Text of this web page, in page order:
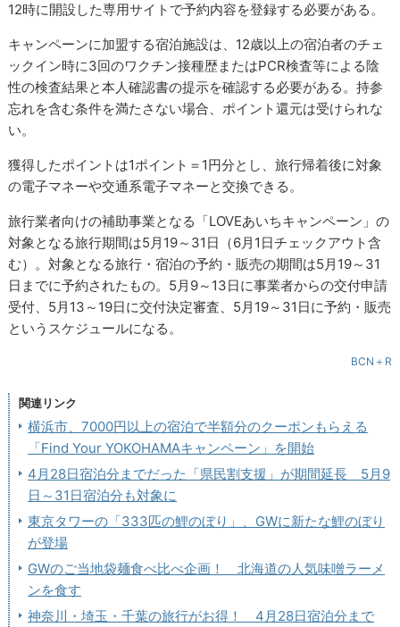
12時に開設した専用サイトで予約内容を登録する必要がある。
キャンペーンに加盟する宿泊施設は、12歳以上の宿泊者のチェ
ックイン時に3回のワクチン接種歴またはPCR検査等による陰
性の検査結果と本人確認書の提示を確認する必要がある。持参
忘れを含む条件を満たさない場合、ポイント還元は受けられな
い。
獲得したポイントは1ポイント＝1円分とし、旅行帰着後に対象
の電子マネーや交通系電子マネーと交換できる。
旅行業者向けの補助事業となる「LOVEあいちキャンペーン」の
対象となる旅行期間は5月19～31日（6月1日チェックアウト含
む）。対象となる旅行・宿泊の予約・販売の期間は5月19～31
日までに予約されたもの。5月9～13日に事業者からの交付申請
受付、5月13～19日に交付決定審査、5月19～31日に予約・販売
というスケジュールになる。
BCN＋R
関連リンク
横浜市、7000円以上の宿泊で半額分のクーポンもらえる
「Find Your YOKOHAMAキャンペーン」を開始
4月28日宿泊分までだった「県民割支援」が期間延長 5月9
日～31日宿泊分も対象に
東京タワーの「333匹の鯉のぼり」、GWに新たな鯉のぼり
が登場
GWのご当地袋麺食べ比べ企画！ 北海道の人気味噌ラーメ
ンを食す
神奈川・埼玉・千葉の旅行がお得！ 4月28日宿泊分まで